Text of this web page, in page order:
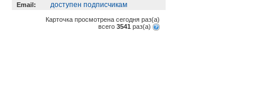
Email: доступен подписчикам
Карточка просмотрена сегодня раз(a)
всего 3541 раз(a)